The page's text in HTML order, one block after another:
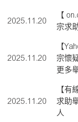
2025.11.20
【
宗求
2025.11.20
【
宗懷
更多
2025.11.20
【有
求助
人